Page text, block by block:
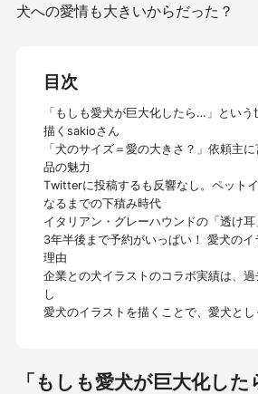
犬への愛情も大きいからだった？
目次
「もしも愛犬が巨大化したら…」とい
描くsakioさん
「犬のサイズ＝愛の大きさ？」依頼主
品の魅力
Twitterに投稿するも反響なし。ペット
なるまでの下積み時代
イタリアン・グレーハウンドの「透け
3年半後まで予約がいっぱい！ 愛犬の
理由
企業との犬イラストのコラボ実績は、
し
愛犬のイラストを描くことで、愛犬と
「もしも愛犬が巨大化し